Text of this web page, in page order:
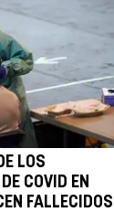
LOS
COVID EN
FALLECIDOS